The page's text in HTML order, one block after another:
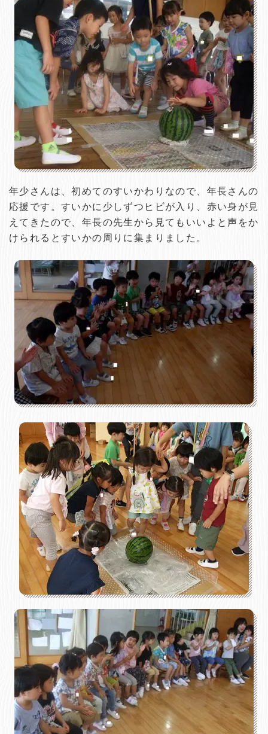
年少さんは、初めてのすいかわりなので、年長さんの
応援です。すいかに少しずつヒビが入り、赤い身が見
えてきたので、年長の先生から見てもいいよと声をか
けられるとすいかの周りに集まりました。